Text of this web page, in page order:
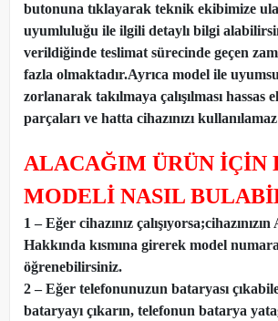
butonuna tıklayarak teknik ekibimize
uyumluluğu ile ilgili detaylı bilgi
verildiğinde teslimat sürecinde geçen
fazla olmaktadır.Ayrıca model ile
zorlanarak takılmaya çalışılması hassas
parçaları ve hatta cihazınızı
ALACAĞIM ÜRÜN İÇİN
MODELİ NASIL
1 – Eğer cihazınız
Hakkında kısmına girerek model
öğrenebilirsiniz.
2 – Eğer telefonunuzun bataryası
bataryayı çıkarın, telefonun batarya